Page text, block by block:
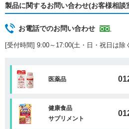
製品に関するお問い合わせ(お客様相談
お電話でのお問い合わせ
[受付時間] 9:00～17:00(土・日・祝日は除
医薬品
健康食品
サプリメント